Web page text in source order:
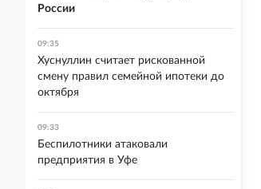
России
09:35
Хуснуллин считает рискованной
смену правил семейной ипотеки до
октября
09:33
Беспилотники атаковали
предприятия в Уфе